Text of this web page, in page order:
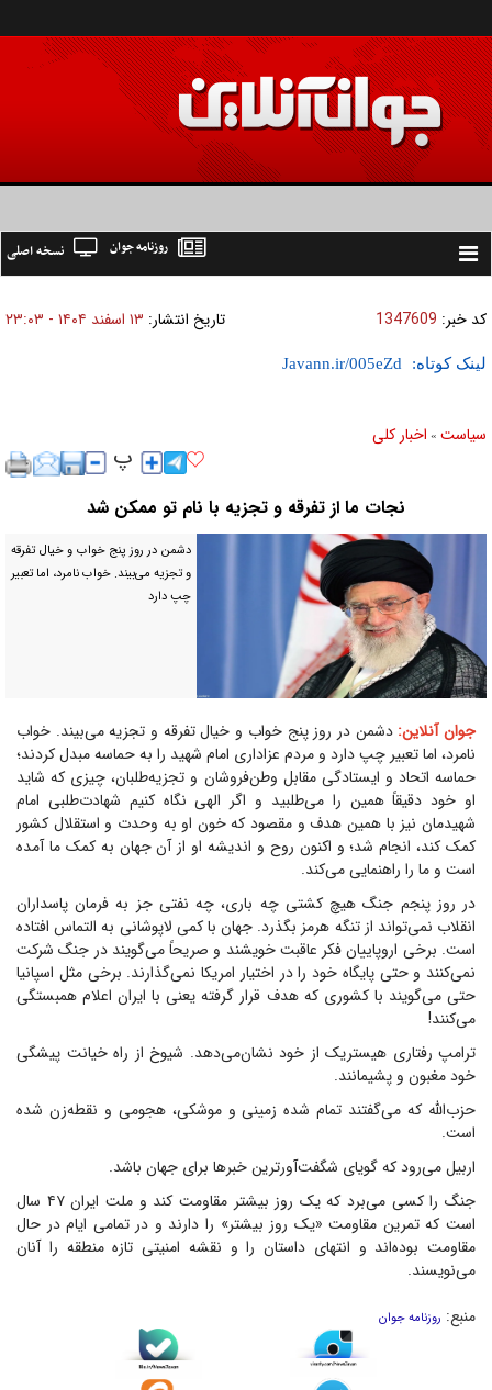
Toggle
نسخه اصلی روزنامه جوان
کد خبر: 1347609 تاریخ انتشار: ۱۳ اسفند ۱۴۰۴ - ۲۳:۰۳
لینک کوتاه:
سیاست » اخبار کلی
نجات ما از تفرقه و تجزیه با نام تو ممکن شد
دشمن در روز پنج خواب و خیال تفرقه
و تجزیه می‌بیند. خواب نامرد، اما تعبیر
چپ دارد
جوان آنلاین: دشمن در روز پنج خواب و خیال تفرقه و تجزیه می‌بیند. خواب
نامرد، اما تعبیر چپ دارد و مردم عزاداری امام شهید را به حماسه مبدل کردند؛
حماسه اتحاد و ایستادگی مقابل وطن‌فروشان و تجزیه‌طلبان، چیزی که شاید
او خود دقیقاً همین را می‌طلبید و اگر الهی نگاه کنیم شهادت‌طلبی امام
شهیدمان نیز با همین هدف و مقصود که خون او به وحدت و استقلال کشور
کمک کند، انجام شد؛ و اکنون روح و اندیشه او از آن جهان به کمک ما آمده
است و ما را راهنمایی می‌کند.
در روز پنجم جنگ هیچ کشتی چه باری، چه نفتی جز به فرمان پاسداران
انقلاب نمی‌تواند از تنگه هرمز بگذرد. جهان با کمی لاپوشانی به التماس افتاده
است. برخی اروپاییان فکر عاقبت خویشند و صریحاً می‌گویند در جنگ شرکت
نمی‌کنند و حتی پایگاه خود را در اختیار امریکا نمی‌گذارند. برخی مثل اسپانیا
حتی می‌گویند با کشوری که هدف قرار گرفته یعنی با ایران اعلام همبستگی
می‌کنند!
ترامپ رفتاری هیستریک از خود نشان‌می‌دهد. شیوخ از راه خیانت پیشگی
خود مغبون و پشیمانند.
حزب‌الله که می‌گفتند تمام شده زمینی و موشکی، هجومی و نقطه‌زن شده
است.
اربیل می‌رود که گویای شگفت‌آورترین خبر‌ها برای جهان باشد.
جنگ را کسی می‌برد که یک روز بیشتر مقاومت کند و ملت ایران ۴۷ سال
است که تمرین مقاومت «یک روز بیشتر» را دارند و در تمامی ایام در حال
مقاومت بوده‌اند و انتهای داستان را و نقشه امنیتی تازه منطقه را آنان
می‌نویسند.
منبع: روزنامه جوان